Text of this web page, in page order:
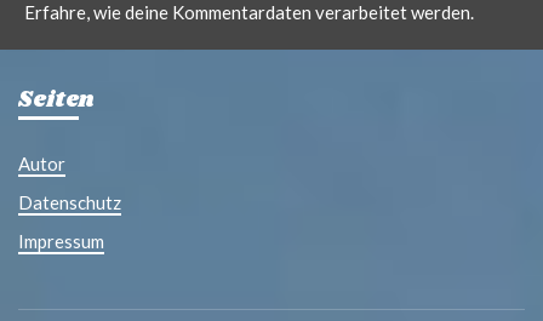
Erfahre, wie deine Kommentardaten verarbeitet werden.
Seiten
Autor
Datenschutz
Impressum